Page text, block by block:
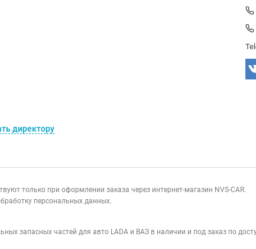
директору
только при оформлении заказа через интернет-магазин NVS-CAR.
персональных данных.
запасных частей для авто LADA и ВАЗ в наличии и под заказ по